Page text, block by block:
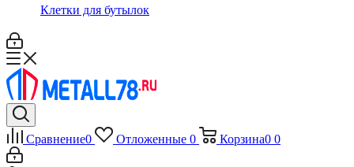
Клетки для бутылок
Сравнение0 Отложенные 0 Корзина0 0